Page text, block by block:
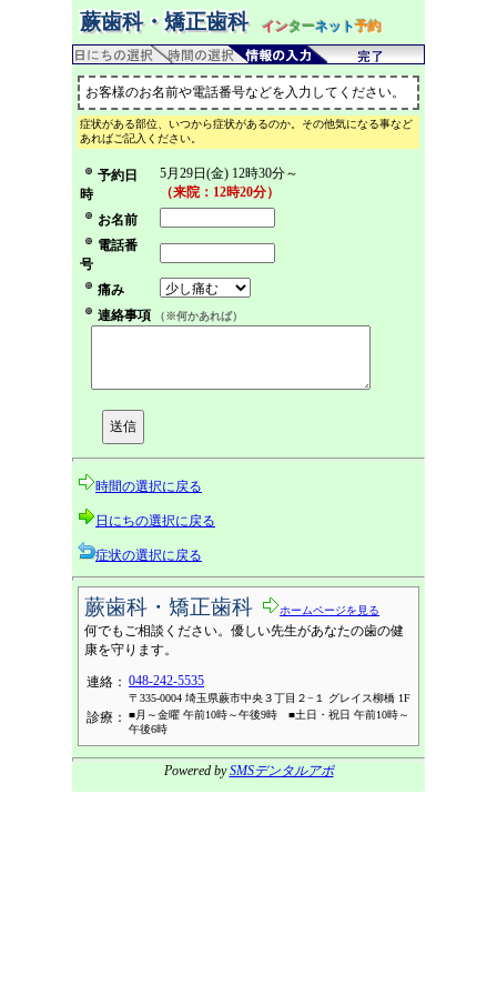
蕨歯科・矯正歯科 インターネット予約
お客様のお名前や電話番号などを入力してください。
症状がある部位、いつから症状があるのか。その他気になる事など
あればご記入ください。
予約日
時
5月29日(金) 12時30分～
（来院：12時20分）
お名前
電話番
号
痛み
連絡事項
（※何かあれば）
時間の選択に戻る
日にちの選択に戻る
症状の選択に戻る
蕨歯科・矯正歯科 ホームページを見る
何でもご相談ください。優しい先生があなたの歯の健
康を守ります。
連絡： 048-242-5535
〒335-0004 埼玉県蕨市中央３丁目２−１ グレイス柳橋 1F
診療：
■月～金曜 午前10時～午後9時 ■土日・祝日 午前10時～
午後6時
Powered bySMSデンタルアポ